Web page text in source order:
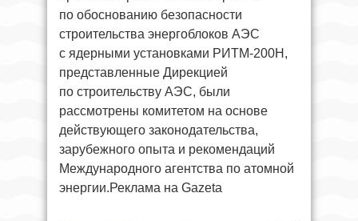
по обоснованию безопасности
строительства энергоблоков АЭС
с ядерными установками РИТМ-200Н,
представленные Дирекцией
по строительству АЭС, были
рассмотрены комитетом на основе
действующего законодательства,
зарубежного опыта и рекомендаций
Международного агентства по атомной
энергии.Реклама на Gazeta